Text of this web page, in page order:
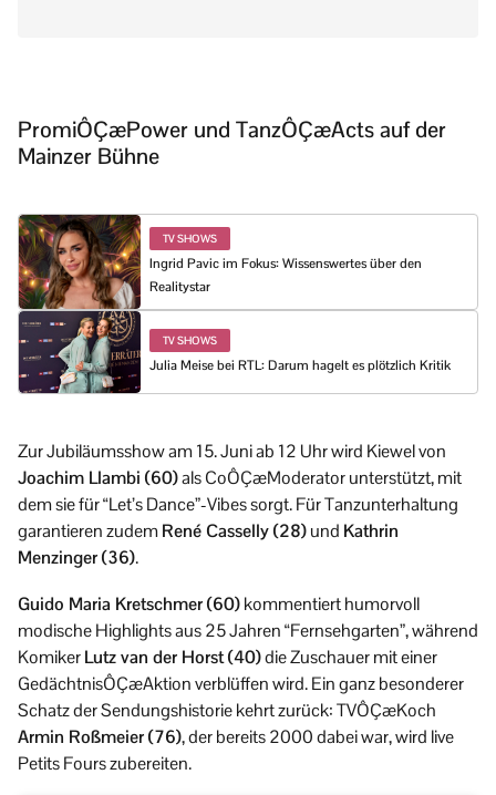
PromiÔÇæPower und TanzÔÇæActs auf der
Mainzer Bühne
TV SHOWS
Ingrid Pavic im Fokus: Wissenswertes über den
Realitystar
TV SHOWS
Julia Meise bei RTL: Darum hagelt es plötzlich Kritik
Zur Jubiläumsshow am 15. Juni ab 12 Uhr wird Kiewel von
Joachim Llambi (60)als CoÔÇæModerator unterstützt, mit
dem sie für “Let’s Dance”-Vibes sorgt. Für Tanzunterhaltung
garantieren zudemRené Casselly (28)und Kathrin
Menzinger (36).
Guido Maria Kretschmer (60)kommentiert humorvoll
modische Highlights aus 25 Jahren “Fernsehgarten”, während
KomikerLutz van der Horst (40)die Zuschauer mit einer
GedächtnisÔÇæAktion verblüffen wird. Ein ganz besonderer
Schatz der Sendungshistorie kehrt zurück: TVÔÇæKoch
Armin Roßmeier (76), der bereits 2000 dabei war, wird live
Petits Fours zubereiten.